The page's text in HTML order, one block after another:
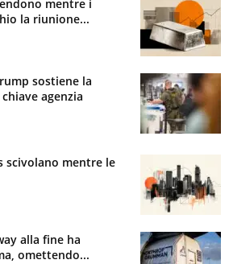
mentre i
la riunione...
sostiene la
agenzia
scivolano mentre le
alla fine ha
omettendo...